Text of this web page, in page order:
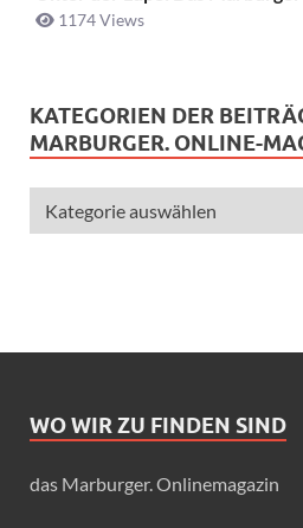
1174 Views
KATEGORIEN DER
MARBURGER. ONLINE-
WO WIR ZU FINDEN SIND
das Marburger. Onlinemagazin